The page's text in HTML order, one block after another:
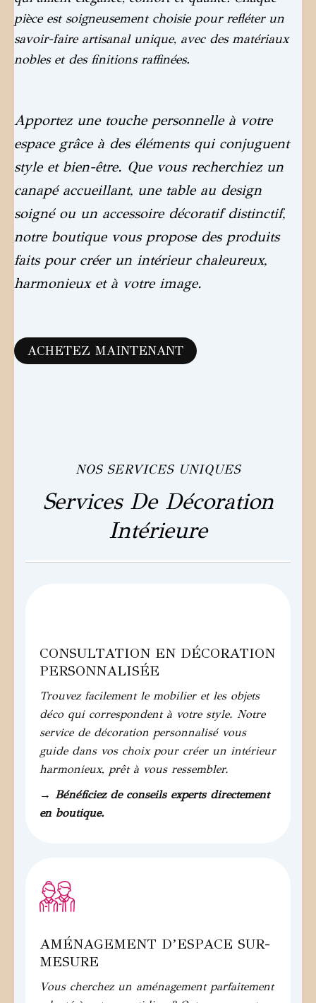
pièce est soigneusement choisie pour refléter un
savoir-faire artisanal unique, avec des matériaux
nobles et des finitions raffinées.
Apportez une touche personnelle à votre
espace grâce à des éléments qui conjuguent
style et bien-être. Que vous recherchiez un
canapé accueillant, une table au design
soigné ou un accessoire décoratif distinctif,
notre boutique vous propose des produits
faits pour créer un intérieur chaleureux,
harmonieux et à votre image.
ACHETEZ MAINTENANT
NOS SERVICES UNIQUES
Services De Décoration
Intérieure
CONSULTATION EN DÉCORATION
PERSONNALISÉE
Trouvez facilement le mobilier et les objets
déco qui correspondent à votre style. Notre
service de décoration personnalisé vous
guide dans vos choix pour créer un intérieur
harmonieux, prêt à vous ressembler.
→ Bénéficiez de conseils experts directement
en boutique.
AMÉNAGEMENT DʼESPACE SUR-
MESURE
Vous cherchez un aménagement parfaitement